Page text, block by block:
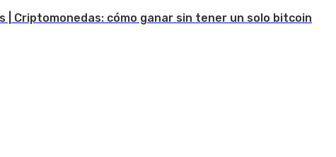
| Criptomonedas: cómo ganar sin tener un solo bitcoin